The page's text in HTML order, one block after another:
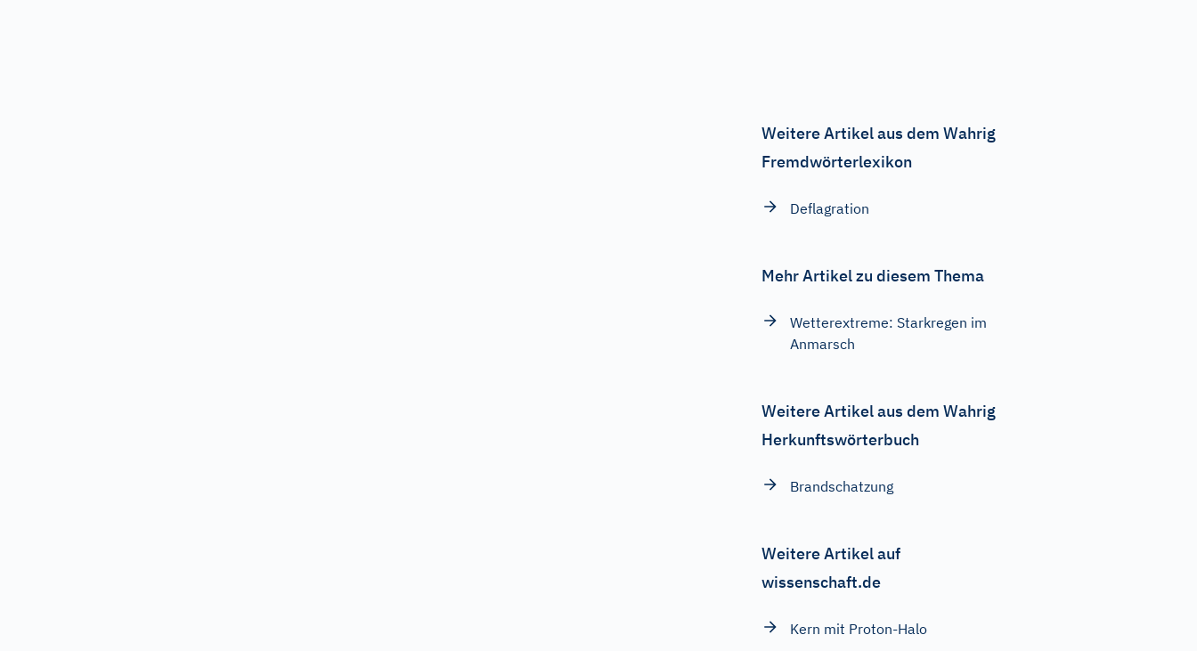
Weitere Artikel aus dem Wahrig
Fremdwörterlexikon
Deflagration
Mehr Artikel zu diesem Thema
Wetterextreme: Starkregen im
Anmarsch
Weitere Artikel aus dem Wahrig
Herkunftswörterbuch
Brandschatzung
Weitere Artikel auf
wissenschaft.de
Kern mit Proton-Halo